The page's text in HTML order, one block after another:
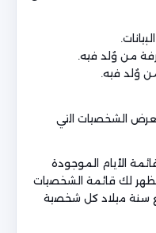
من وُلد فيه.
وُلد فيه.
الشخصيات التي
الأيام الموجودة
لك قائمة الشخصيات
سنة ميلاد كل شخصية